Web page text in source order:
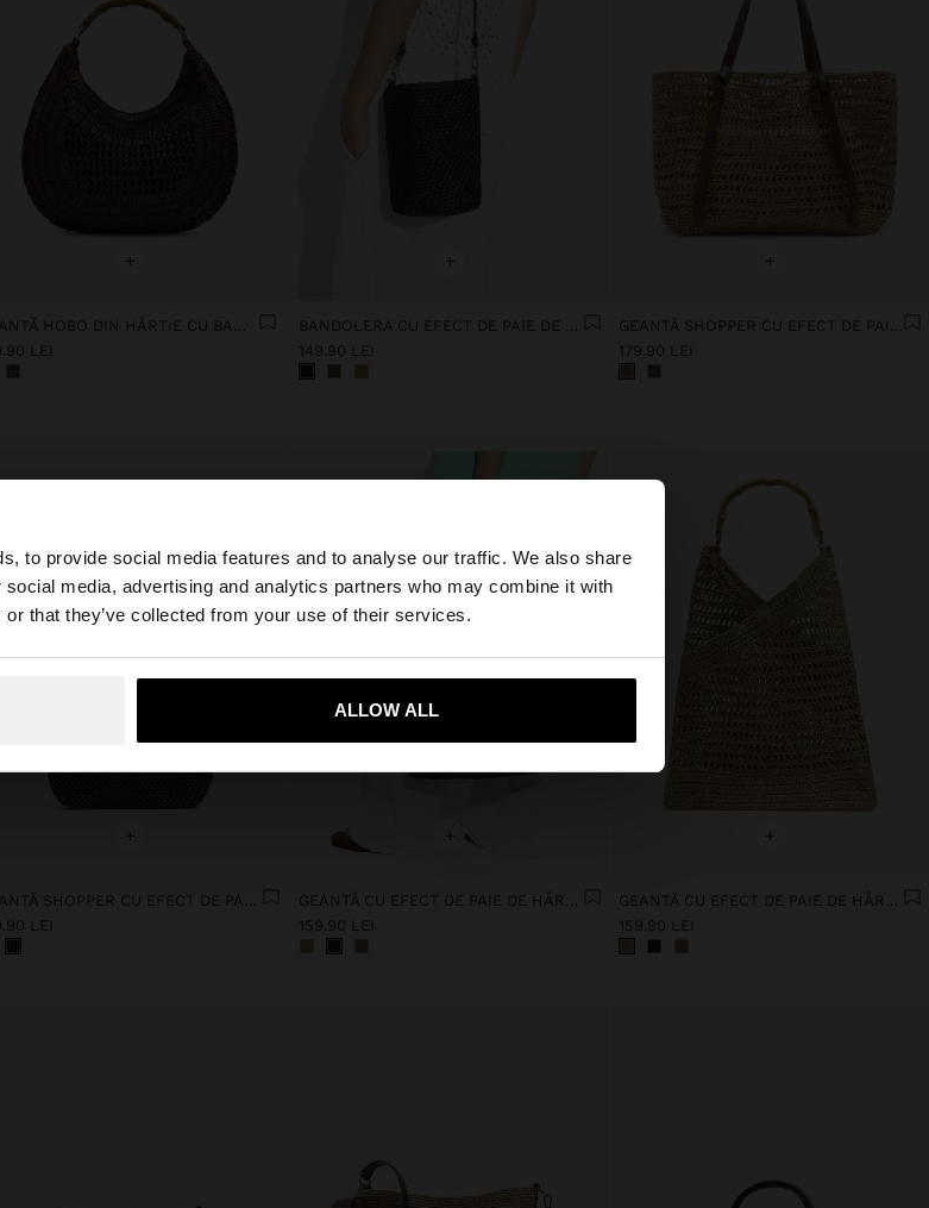
to provide social media features and to analyse our traffic. We also share
media, advertising and analytics partners who may combine it with
that they’ve collected from your use of their services.
ALLOW ALL
×
să parcurgeți site-ul nostru din United States?
Da, duceți-mă la United States
+
LEI
+
149.90 LEI
+
179.90 LEI
+
GEANTĂ SHOPPER CU EFECT DE PAIE ȘI MÂNER
LEI
+
GEANTĂ CU EFECT DE PAIE DE HÂRTIE CU BAMBUS
159.90 LEI
+
GEANTĂ CU EFECT DE PAIE DE HÂRTIE CU BAMBUS
159.90 LEI